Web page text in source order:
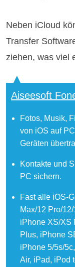
Neben iCloud
Transfer
ziehen, was viel
Aiseesoft
Fotos, Musik,
von iOS auf
Geräten
Kontakte und
PC sichern.
Fast alle iOS-
Max/12 Pro/
iPhone XS/XS
Plus, iPhone
iPhone 5/5s/
Air, iPad, iPod